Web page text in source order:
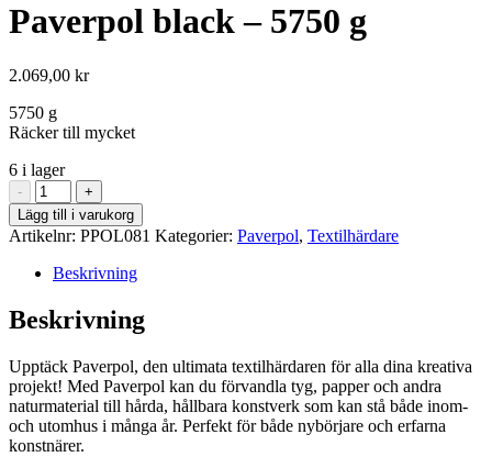
Paverpol black – 5750 g
2.069,00 kr
5750 g
Räcker till mycket
6 i lager
-
Paverpol
black
-
5750
g
mängd
+
Lägg till i varukorg
Artikelnr: PPOL081 Kategorier: Paverpol, Textilhärdare
Beskrivning
Beskrivning
Upptäck Paverpol, den ultimata textilhärdaren för alla dina kreativa
projekt! Med Paverpol kan du förvandla tyg, papper och andra
naturmaterial till hårda, hållbara konstverk som kan stå både inom-
och utomhus i många år. Perfekt för både nybörjare och erfarna
konstnärer.